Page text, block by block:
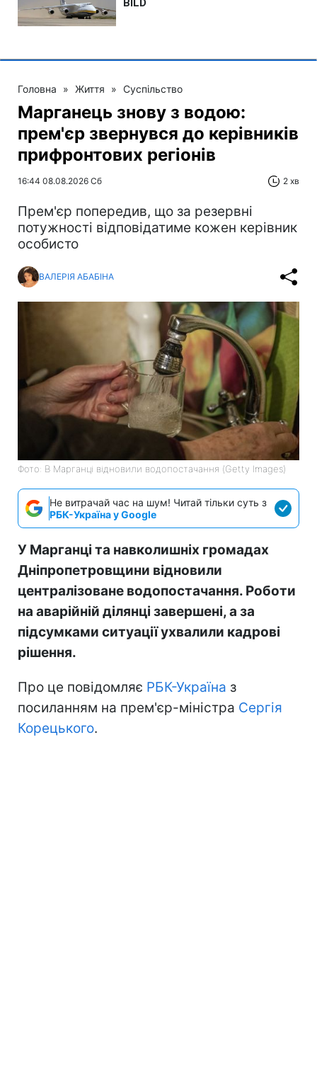
Головна » Життя » Суспільство
Марганець знову з водою:
прем'єр звернувся до керівників
прифронтових регіонів
16:44 08.08.2026 Сб 2 хв
Прем'єр попередив, що за резервні
потужності відповідатиме кожен керівник
особисто
ВАЛЕРІЯ АБАБІНА
Фото: В Марганці відновили водопостачання (Getty Images)
Не витрачай час на шум! Читай тільки суть з
РБК-Україна у Google
У Марганці та навколишніх громадах
Дніпропетровщини відновили
централізоване водопостачання. Роботи
на аварійній ділянці завершені, а за
підсумками ситуації ухвалили кадрові
рішення.
Про це повідомляє РБК-Україна з
посиланням на прем'єр-міністра Сергія
Корецького.